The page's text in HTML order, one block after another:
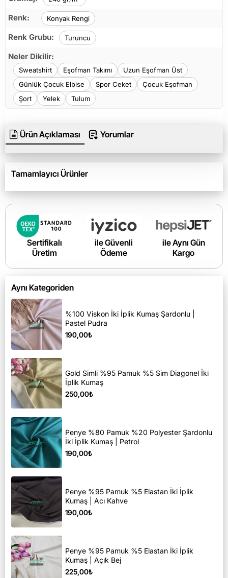
Renk: Konyak Rengi
Renk Grubu: Turuncu
Neler Dikilir:
Sweatshirt Eşofman Takımı
Uzun Eşofman Üst
Günlük Çocuk Elbise
Spor Ceket
Çocuk Eşofman
Şort
Yelek Tulum
Ürün Açıklaması Yorumlar
Tamamlayıcı Ürünler
Sertifikalı
Üretim
ile Güvenli
Ödeme
ile Aynı Gün
Kargo
Aynı Kategoriden
%100 Viskon İki İplik Kumaş Şardonlu |
Pastel Pudra
190,00₺
Gold Simli %95 Pamuk %5 Sim Diagonel İki
İplik Kumaş
250,00₺
Penye %80 Pamuk %20 Polyester Şardonlu
İki İplik Kumaş | Petrol
190,00₺
Penye %95 Pamuk %5 Elastan İki İplik
Kumaş | Acı Kahve
190,00₺
Penye %95 Pamuk %5 Elastan İki İplik
Kumaş | Açık Bej
225,00₺